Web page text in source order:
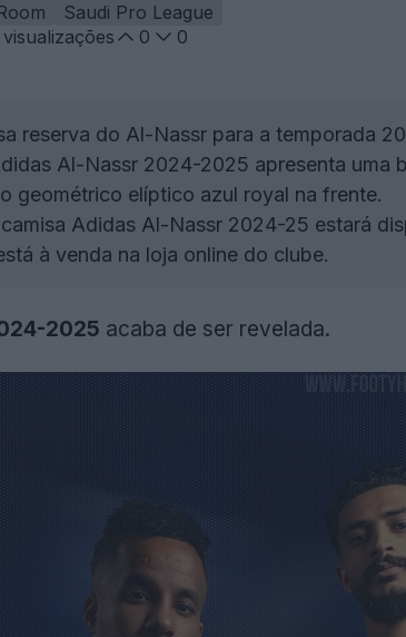
Saudi Pro League
visualizações 0
0
reserva do Al-Nassr para a temporada
Al-Nassr 2024-2025 apresenta uma
geométrico elíptico azul royal na frente.
Adidas Al-Nassr 2024-25 estará
à venda na loja online do clube.
2025 acaba de ser revelada.